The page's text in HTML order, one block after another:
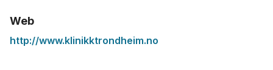
Web
http://www.klinikktrondheim.no